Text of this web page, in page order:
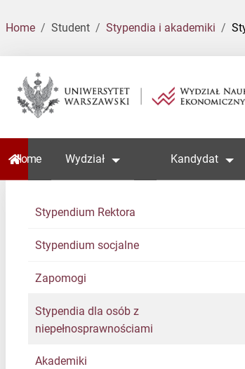
Home Student Stypendia i akademiki
Home Wydział Kandydat
Stypendium Rektora
Stypendium socjalne
Zapomogi
Stypendia dla osób z
niepełnosprawnościami
Akademiki